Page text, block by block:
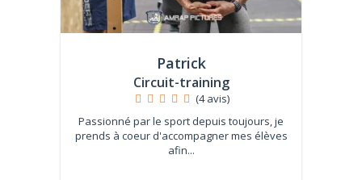
Patrick
Circuit-training
(4 avis)
Passionné par le sport depuis toujours, je
prends à coeur d'accompagner mes élèves
afin...